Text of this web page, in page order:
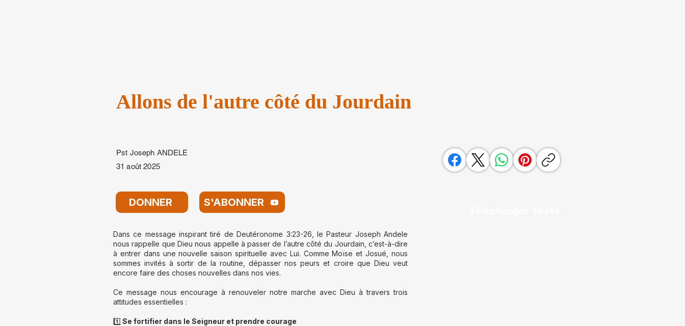
Allons de l'autre côté du Jourdain
Pst Joseph ANDELE
31 août 2025
DONNER S'ABONNER
Dans ce message inspirant tiré de Deutéronome 3:23-26, le Pasteur Joseph Andele
nous rappelle que Dieu nous appelle à passer de l’autre côté du Jourdain, c’est-à-dire
à entrer dans une nouvelle saison spirituelle avec Lui. Comme Moïse et Josué, nous
sommes invités à sortir de la routine, dépasser nos peurs et croire que Dieu veut
encore faire des choses nouvelles dans nos vies.
Ce message nous encourage à renouveler notre marche avec Dieu à travers trois
attitudes essentielles :
1️⃣ Se fortifier dans le Seigneur et prendre courage